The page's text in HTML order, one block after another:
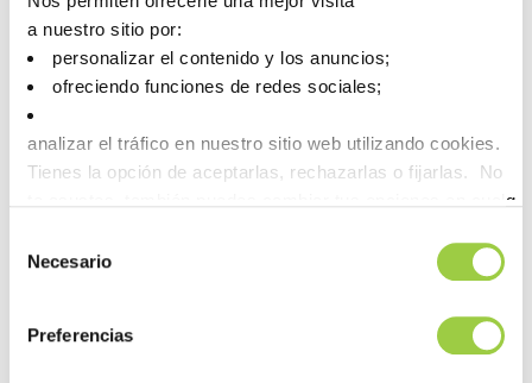
a nuestro sitio por:
personalizar el contenido y los anuncios;
ofreciendo funciones de redes sociales;
analizar el tráfico en nuestro sitio web utilizando cookies.
Tienes la opción de aceptarlas, rechazarlas o fijarlas. No
te asustes, también puedes cambiar tus opciones en
Necesario
Preferencias
No tóxico, sin impacto corrosivo y sin frases de riesgo S
PROTECCIÓN DEL MEDIOAMBIENTE y AHORRO DE
RECURSOS
al medioambiente
Baja viscosidad: menor consumo energético de las bombas
Descubra más sobre Greenway